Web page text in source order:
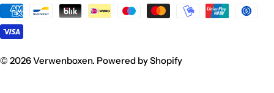
u
n
t
r
Payment
methods
© 2026Verwenboxen. Powered by Shopify